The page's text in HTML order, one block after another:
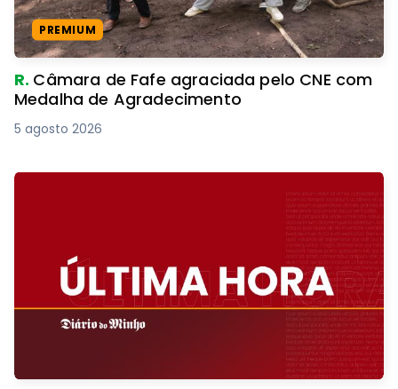
PREMIUM
R. Câmara de Fafe agraciada pelo CNE com
Medalha de Agradecimento
5 agosto 2026